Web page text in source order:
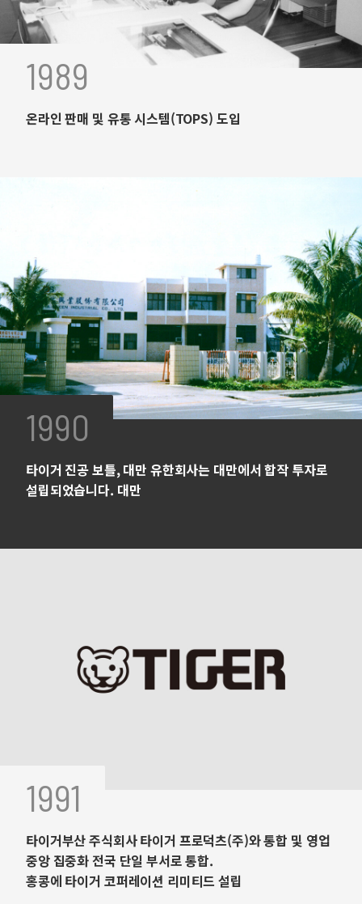
1989
온라인 판매 및 유통 시스템(TOPS) 도입
1990
타이거 진공 보틀, 대만 유한회사는 대만에서 합작 투자로
설립되었습니다. 대만
1991
타이거부산 주식회사 타이거 프로덕츠(주)와 통합 및 영업
중앙 집중화 전국 단일 부서로 통합.
홍콩에 타이거 코퍼레이션 리미티드 설립